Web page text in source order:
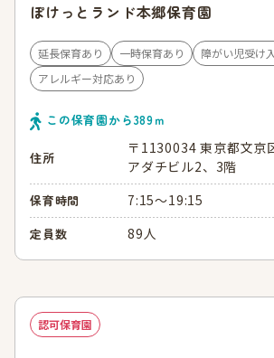
ぽけっとランド本郷保育園
延長保育あり 一時保育あり
障がい児受け
アレルギー対応あり
この保育園から389ｍ
住所
〒1130034 東京都文京
アダチビル2、3階
保育時間 7:15～19:15
定員数 89人
認可保育園